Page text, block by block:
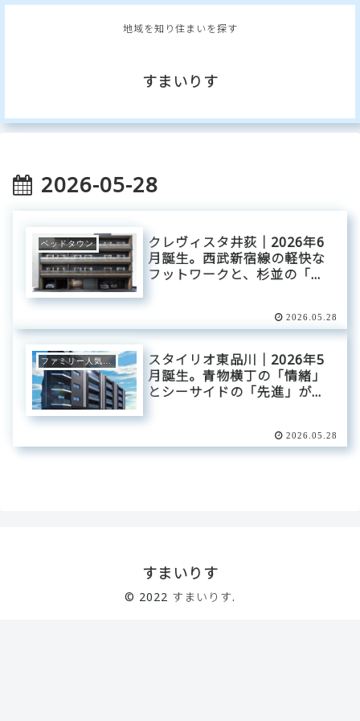
地域を知り住まいを探す
すまいりす
2026-05-28
ベッドタウン
クレヴィスタ井荻｜2026年6
月誕生。西武新宿線の軽快な
フットワークと、杉並の「静
2026.05.28
ファミリー人気エリア
スタイリオ東品川｜2026年5
月誕生。青物横丁の「情緒」
とシーサイドの「先進」が交
最新のデザインレジデンス。
2026.05.28
すまいりす
© 2022 すまいりす.